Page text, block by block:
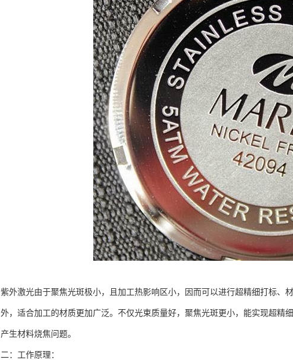
紫外激光由于聚焦光斑极小，且加工热影响区小，因而可以进行超精细打标、
外，适合加工的材质更加广泛。不仅光束质量好，聚焦光斑更小，能实现超精
产生材料烧焦问题。
二：工作原理：